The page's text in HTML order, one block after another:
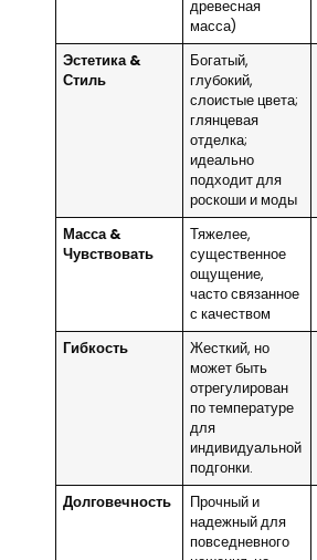
древесная
масса)
Эстетика &
Стиль
Богатый,
глубокий,
слоистые цвета;
глянцевая
отделка;
идеально
подходит для
роскоши и моды
Масса &
Чувствовать
Тяжелее,
существенное
ощущение,
часто связанное
с качеством
Гибкость
Жесткий, но
может быть
отрегулирован
по температуре
для
индивидуальной
подгонки.
Долговечность
Прочный и
надежный для
повседневного